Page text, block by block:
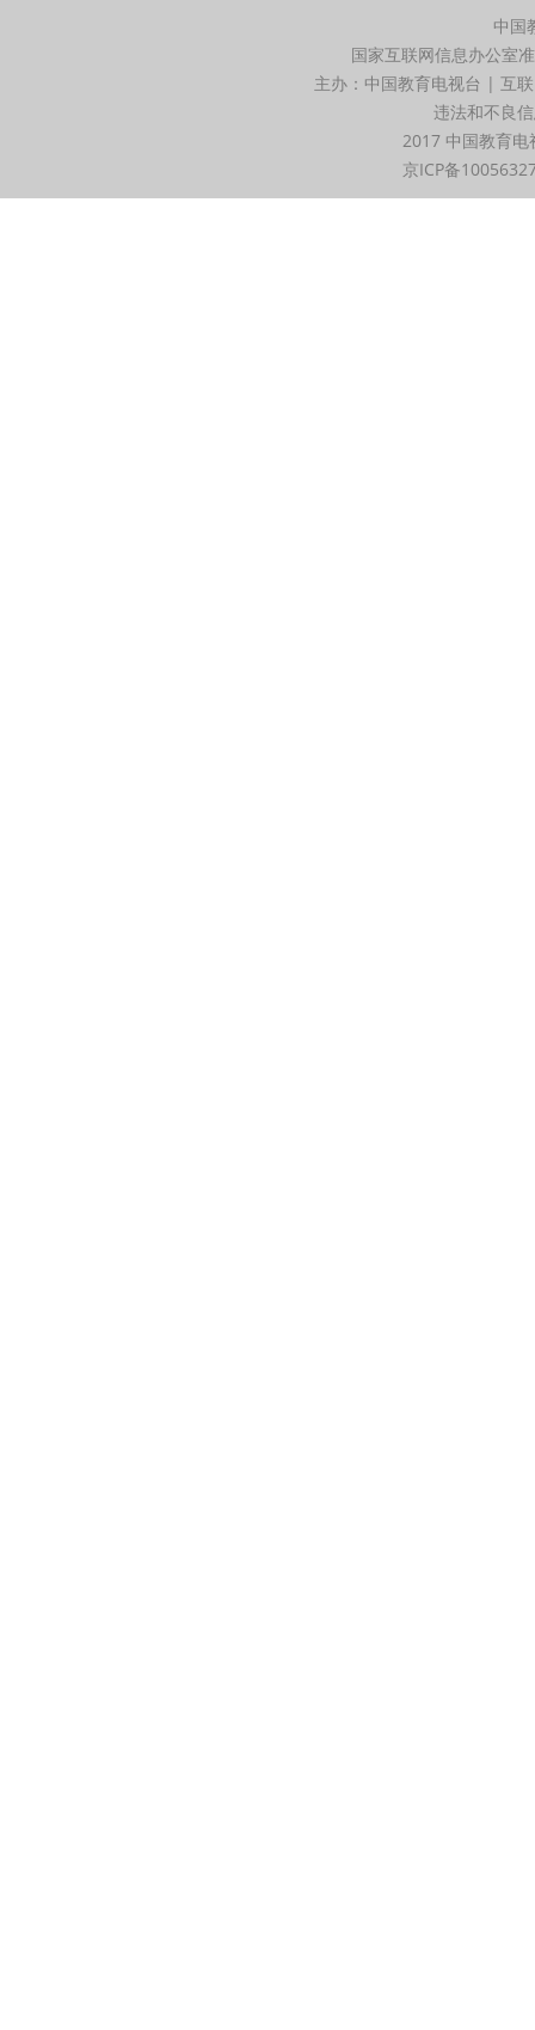
中国
国家互联网信息办公室
主办：中国教育电视台 | 互
违法和不良
2017 中国教育
京ICP备